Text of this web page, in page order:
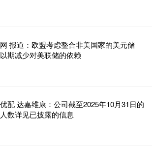
报道：欧盟考虑整合非美国家的美元储
期减少对美联储的依赖
配 达嘉维康：公司截至2025年10月31日的
数详见已披露的信息